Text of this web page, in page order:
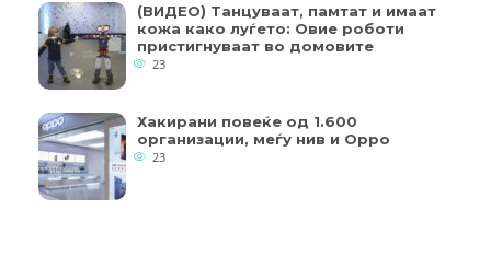
(ВИДЕО) Танцуваат, памтат и имаат
кожа како луѓето: Овие роботи
пристигнуваат во домовите
23
Хакирани повеќе од 1.600
организации, меѓу нив и Oppo
23